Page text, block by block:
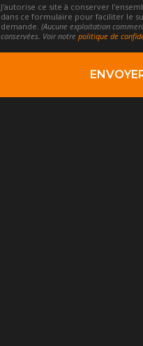
J'autorise ce site à conserver
dans ce formulaire pour faciliter le
demande. (Aucune exploitation
conservées. Voir notre politique de